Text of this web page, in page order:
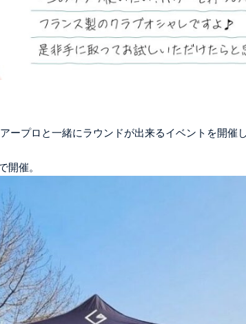
ープロと一緒にラウンドが出来るイベントを開催
開催。